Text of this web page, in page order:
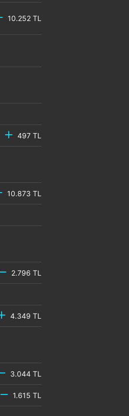
10.252 TL
497 TL
10.873 TL
2.796 TL
4.349 TL
3.044 TL
1.615 TL